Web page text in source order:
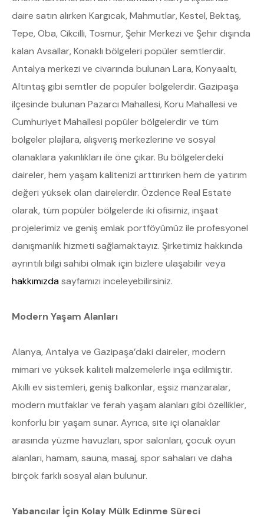
daire satın alırken Kargıcak, Mahmutlar, Kestel, Bektaş,
Tepe, Oba, Cikcilli, Tosmur, Şehir Merkezi ve Şehir dışında
kalan Avsallar, Konaklı bölgeleri popüler semtlerdir.
Antalya merkezi ve civarında bulunan Lara, Konyaaltı,
Altıntaş gibi semtler de popüler bölgelerdir. Gazipaşa
ilçesinde bulunan Pazarcı Mahallesi, Koru Mahallesi ve
Cumhuriyet Mahallesi popüler bölgelerdir ve tüm
bölgeler plajlara, alışveriş merkezlerine ve sosyal
olanaklara yakınlıkları ile öne çıkar. Bu bölgelerdeki
daireler, hem yaşam kalitenizi arttırırken hem de yatırım
değeri yüksek olan dairelerdir. Özdence Real Estate
olarak, tüm popüler bölgelerde iki ofisimiz, inşaat
projelerimiz ve geniş emlak portföyümüz ile profesyonel
danışmanlık hizmeti sağlamaktayız. Şirketimiz hakkında
ayrıntılı bilgi sahibi olmak için bizlere ulaşabilir veya
hakkımızdasayfamızı inceleyebilirsiniz.
Modern Yaşam Alanları
Alanya, Antalya ve Gazipaşa’daki daireler, modern
mimari ve yüksek kaliteli malzemelerle inşa edilmiştir.
Akıllı ev sistemleri, geniş balkonlar, eşsiz manzaralar,
modern mutfaklar ve ferah yaşam alanları gibi özellikler,
konforlu bir yaşam sunar. Ayrıca, site içi olanaklar
arasında yüzme havuzları, spor salonları, çocuk oyun
alanları, hamam, sauna, masaj, spor sahaları ve daha
birçok farklı sosyal alan bulunur.
Yabancılar İçin Kolay Mülk Edinme Süreci